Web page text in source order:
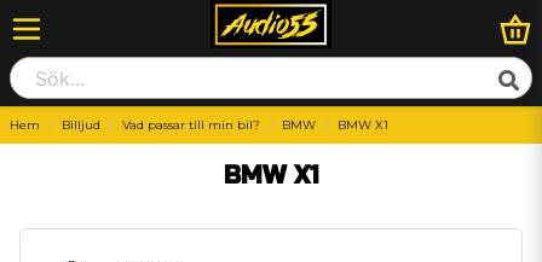
Hem Billjud Vad passar till min bil? BMW BMW X1
BMW X1